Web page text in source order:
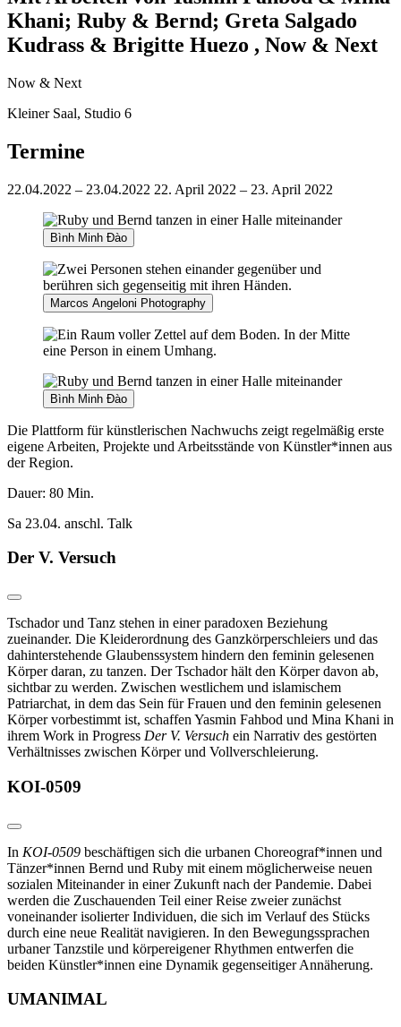
Khani; Ruby & Bernd; Greta Salgado
Kudrass & Brigitte Huezo , Now & Next
Now & Next
Kleiner Saal, Studio 6
Termine
22.04.2022 – 23.04.2022 22. April 2022 – 23. April 2022
Bình Minh Đào
Marcos Angeloni Photography
Bình Minh Đào
Die Plattform für künstlerischen Nachwuchs zeigt regelmäßig erste
eigene Arbeiten, Projekte und Arbeitsstände von Künstler*innen aus
der Region.
Dauer: 80 Min.
Sa 23.04. anschl. Talk
Der V. Versuch
Tschador und Tanz stehen in einer paradoxen Beziehung
zueinander. Die Kleiderordnung des Ganzkörperschleiers und das
dahinterstehende Glaubenssystem hindern den feminin gelesenen
Körper daran, zu tanzen. Der Tschador hält den Körper davon ab,
sichtbar zu werden. Zwischen westlichem und islamischem
Patriarchat, in dem das Sein für Frauen und den feminin gelesenen
Körper vorbestimmt ist, schaffen Yasmin Fahbod und Mina Khani in
ihrem Work in Progress Der V. Versuch ein Narrativ des gestörten
Verhältnisses zwischen Körper und Vollverschleierung.
KOI-0509
In KOI-0509 beschäftigen sich die urbanen Choreograf*innen und
Tänzer*innen Bernd und Ruby mit einem möglicherweise neuen
sozialen Miteinander in einer Zukunft nach der Pandemie. Dabei
werden die Zuschauenden Teil einer Reise zweier zunächst
voneinander isolierter Individuen, die sich im Verlauf des Stücks
durch eine neue Realität navigieren. In den Bewegungssprachen
urbaner Tanzstile und körpereigener Rhythmen entwerfen die
beiden Künstler*innen eine Dynamik gegenseitiger Annäherung.
UMANIMAL